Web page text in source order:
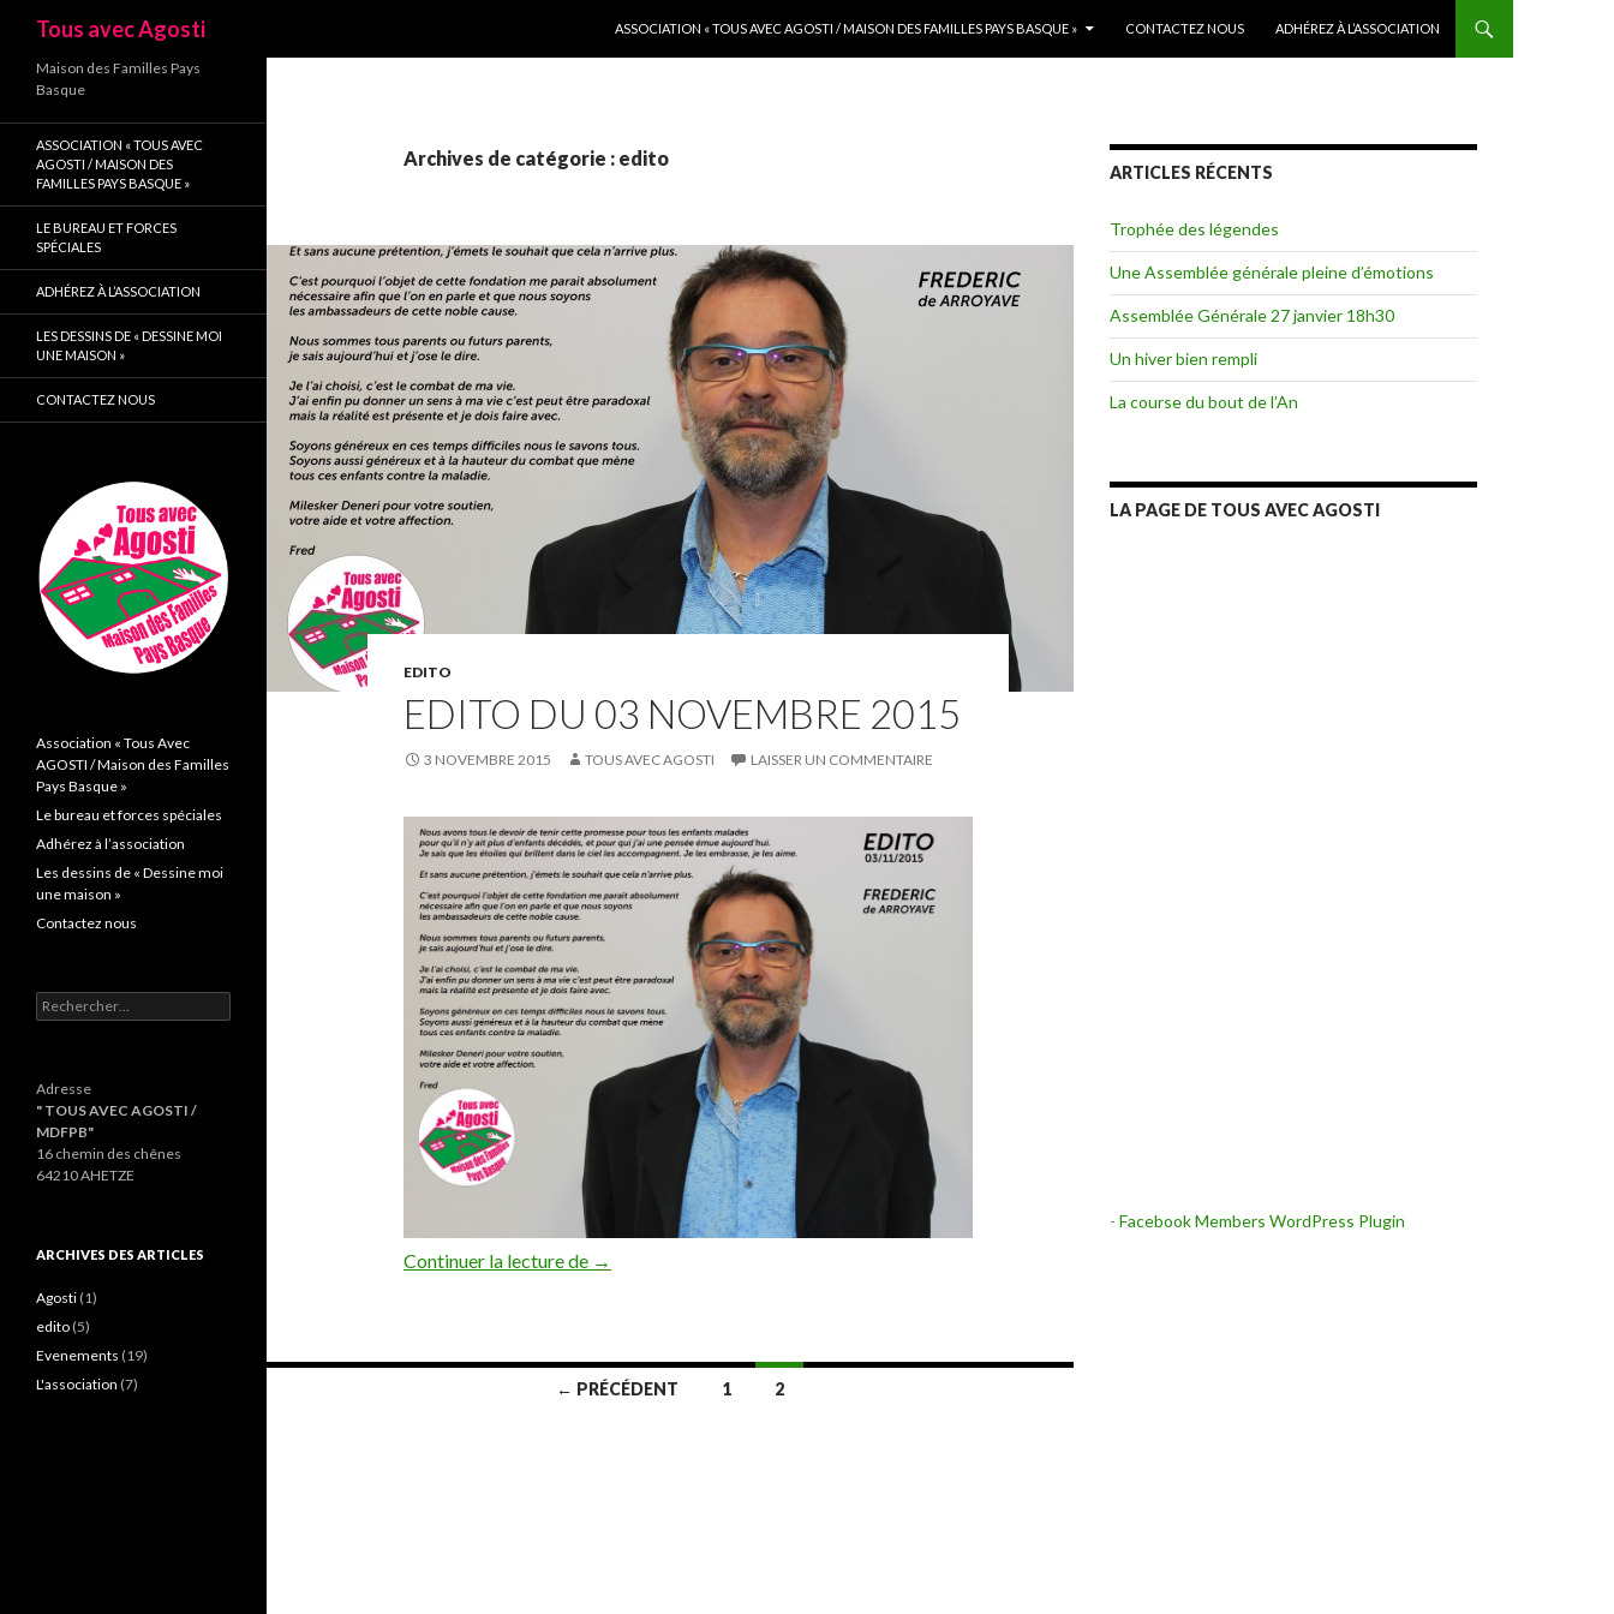
Tous avec Agosti
ASSOCIATION « TOUS AVEC AGOSTI / MAISON DES FAMILLES PAYS BASQUE »
CONTACTEZ NOUS ADHÉREZ À L’ASSOCIATION
Archives de catégorie : edito
EDITO
EDITO DU 03 NOVEMBRE 2015
3 NOVEMBRE 2015 TOUS AVEC AGOSTI LAISSER UN COMMENTAIRE
Continuer la lecture de Edito du 03 Novembre 2015
→
← PRÉCÉDENT 1 2
ARTICLES RÉCENTS
Trophée des légendes
Une Assemblée générale pleine d’émotions
Assemblée Générale 27 janvier 18h30
Un hiver bien rempli
La course du bout de l’An
LA PAGE DE TOUS AVEC AGOSTI
- Facebook Members WordPress Plugin
Maison des Familles Pays
Basque
ASSOCIATION « TOUS AVEC
AGOSTI / MAISON DES
FAMILLES PAYS BASQUE »
LE BUREAU ET FORCES
SPÉCIALES
ADHÉREZ À L’ASSOCIATION
LES DESSINS DE « DESSINE MOI
UNE MAISON »
CONTACTEZ NOUS
Association « Tous Avec
AGOSTI / Maison des Familles
Pays Basque »
Le bureau et forces spéciales
Adhérez à l’association
Les dessins de « Dessine moi
une maison »
Contactez nous
Rechercher :
Adresse
" TOUS AVEC AGOSTI /
MDFPB"
16 chemin des chênes
64210 AHETZE
ARCHIVES DES ARTICLES
Agosti (1)
edito (5)
Evenements (19)
L'association (7)